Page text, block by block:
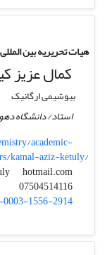
هیات تحریریه بین المللی
کمال عزیز
بیوشیمی ارگانیک
استاد/ دانشگاه
academic-
kamal-aziz-ketuly/
kketuly
hotmail.com
07504514116
1556-2914